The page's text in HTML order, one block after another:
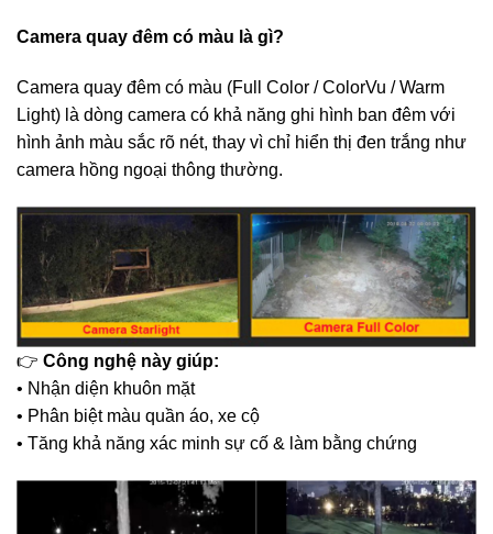
Camera quay đêm có màu là gì?
Camera quay đêm có màu (Full Color / ColorVu / Warm
Light) là dòng camera có khả năng ghi hình ban đêm với
hình ảnh màu sắc rõ nét, thay vì chỉ hiển thị đen trắng như
camera hồng ngoại thông thường.
👉 Công nghệ này giúp:
• Nhận diện khuôn mặt
• Phân biệt màu quần áo, xe cộ
• Tăng khả năng xác minh sự cố & làm bằng chứng